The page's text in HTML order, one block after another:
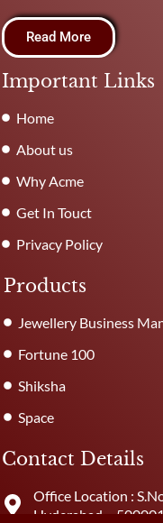
Read More
Important Links
Home
About us
Why Acme
Get In Touct
Privacy Policy
Products
Jewellery Business
Fortune 100
Shiksha
Space
Contact Details
Office Location :
Hyderabad –